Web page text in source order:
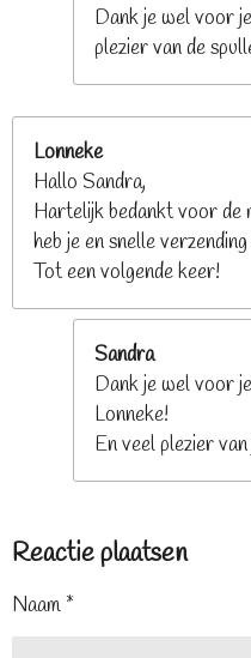
Dank je wel voor
plezier van de
Lonneke
Hallo Sandra,
Hartelijk bedankt voor de
heb je en snelle
Tot een volgende keer!
Sandra
Dank je wel voor
Lonneke!
En veel plezier
Reactie plaatsen
Naam *